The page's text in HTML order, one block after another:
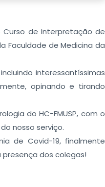
Curso de Interpretação de
Faculdade de Medicina da
interessantíssimas
opinando e tirando
do HC-FMUSP, com o
nosso serviço.
de Covid-19, finalmente
dos colegas!